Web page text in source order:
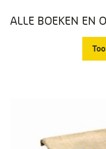
ALLE BOEKEN EN